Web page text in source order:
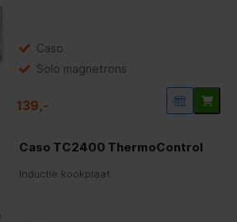
Caso
Solo magnetrons
139,-
Caso TC2400 ThermoControl
Inductie kookplaat